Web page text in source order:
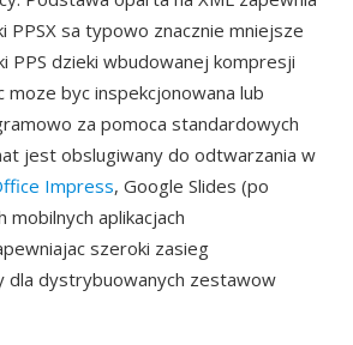
PPSX sa typowo znacznie mniejsze
PPS dzieki wbudowanej kompresji
moze byc inspekcjonowana lub
za pomoca standardowych
jest obslugiwany do odtwarzania w
Impress, Google Slides (po
mobilnych aplikacjach
szeroki zasieg
dla dystrybuowanych zestawow